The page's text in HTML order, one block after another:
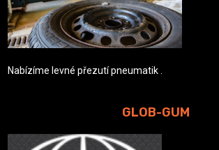
Nabízíme levné přezutí pneumatik .
GLOB-GUM